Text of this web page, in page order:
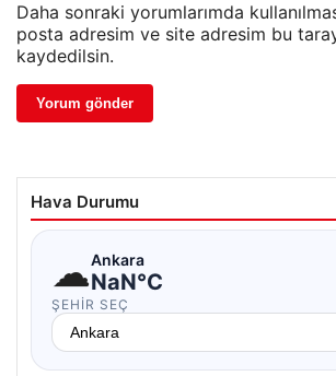
Daha sonraki yorumlarımda
posta adresim ve site adresim bu
kaydedilsin.
Hava Durumu
☁Ankara
NaN°C
ŞEHIR SEÇ